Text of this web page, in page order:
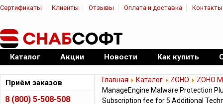
Сертификаты Клиенты Отзывы Оплата и доставка Контакты
Официальный дилер ПО
Каталог Акции Новости Как купить
Главная Каталог ZOHO
ZOHO
ManageEngine Malware Protection
Subscription fee for 5 Additional
Приём заказов
8 (800) 5-508-508